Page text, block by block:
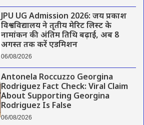
JPU UG Admission 2026: जय प्रकाश
विश्वविद्यालय ने तृतीय मेरिट लिस्ट के
नामांकन की अंतिम तिथि बढ़ाई, अब 8
अगस्त तक करें एडमिशन
06/08/2026
Antonela Roccuzzo Georgina
Rodriguez Fact Check: Viral Claim
About Supporting Georgina
Rodriguez Is False
06/08/2026